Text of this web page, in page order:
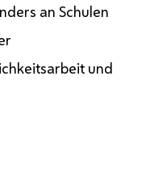
an Schulen
und